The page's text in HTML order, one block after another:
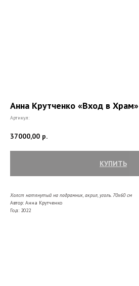
Анна Крутченко «Вход в Храм»
Артикул:
37000,00 р.
КУПИТЬ
Холст натянутый на подрамник, акрил, уголь. 70х60 см
Автор: Анна Крутченко
Год: 2022